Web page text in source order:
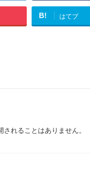
B! はてブ
されることはありません。